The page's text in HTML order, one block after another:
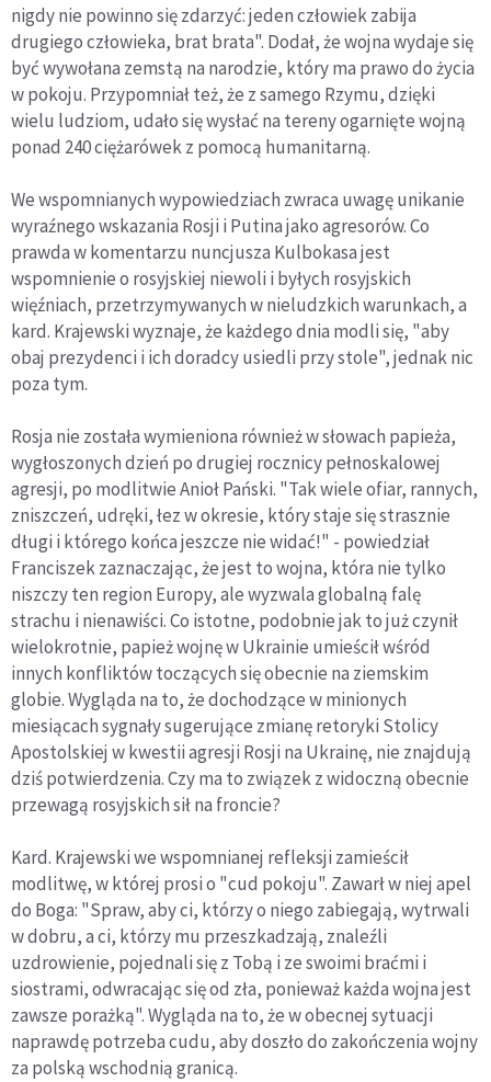
nigdy nie powinno się zdarzyć: jeden człowiek zabija
drugiego człowieka, brat brata". Dodał, że wojna wydaje się
być wywołana zemstą na narodzie, który ma prawo do życia
w pokoju. Przypomniał też, że z samego Rzymu, dzięki
wielu ludziom, udało się wysłać na tereny ogarnięte wojną
ponad 240 ciężarówek z pomocą humanitarną.
We wspomnianych wypowiedziach zwraca uwagę unikanie
wyraźnego wskazania Rosji i Putina jako agresorów. Co
prawda w komentarzu nuncjusza Kulbokasa jest
wspomnienie o rosyjskiej niewoli i byłych rosyjskich
więźniach, przetrzymywanych w nieludzkich warunkach, a
kard. Krajewski wyznaje, że każdego dnia modli się, "aby
obaj prezydenci i ich doradcy usiedli przy stole", jednak nic
poza tym.
Rosja nie została wymieniona również w słowach papieża,
wygłoszonych dzień po drugiej rocznicy pełnoskalowej
agresji, po modlitwie Anioł Pański. "Tak wiele ofiar, rannych,
zniszczeń, udręki, łez w okresie, który staje się strasznie
długi i którego końca jeszcze nie widać!" - powiedział
Franciszek zaznaczając, że jest to wojna, która nie tylko
niszczy ten region Europy, ale wyzwala globalną falę
strachu i nienawiści. Co istotne, podobnie jak to już czynił
wielokrotnie, papież wojnę w Ukrainie umieścił wśród
innych konfliktów toczących się obecnie na ziemskim
globie. Wygląda na to, że dochodzące w minionych
miesiącach sygnały sugerujące zmianę retoryki Stolicy
Apostolskiej w kwestii agresji Rosji na Ukrainę, nie znajdują
dziś potwierdzenia. Czy ma to związek z widoczną obecnie
przewagą rosyjskich sił na froncie?
Kard. Krajewski we wspomnianej refleksji zamieścił
modlitwę, w której prosi o "cud pokoju". Zawarł w niej apel
do Boga: "Spraw, aby ci, którzy o niego zabiegają, wytrwali
w dobru, a ci, którzy mu przeszkadzają, znaleźli
uzdrowienie, pojednali się z Tobą i ze swoimi braćmi i
siostrami, odwracając się od zła, ponieważ każda wojna jest
zawsze porażką". Wygląda na to, że w obecnej sytuacji
naprawdę potrzeba cudu, aby doszło do zakończenia wojny
za polską wschodnią granicą.